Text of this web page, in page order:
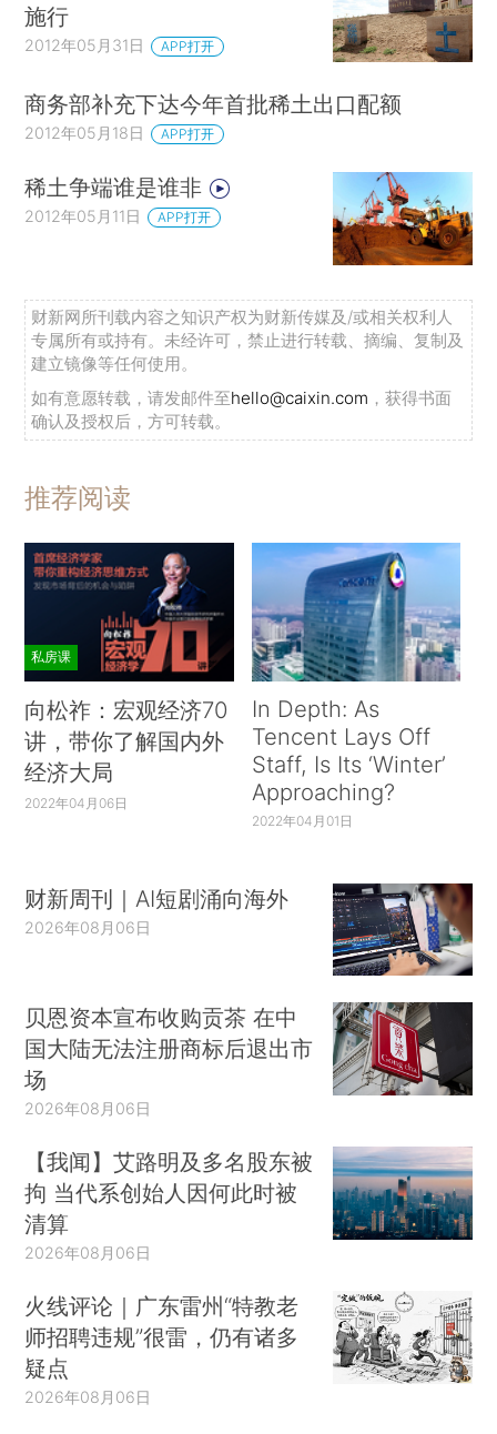
施行
2012年05月31日 APP打开
商务部补充下达今年首批稀土出口配额
2012年05月18日 APP打开
稀土争端谁是谁非
2012年05月11日 APP打开
财新网所刊载内容之知识产权为财新传媒及/或相关权利人
专属所有或持有。未经许可，禁止进行转载、摘编、复制及
建立镜像等任何使用。
如有意愿转载，请发邮件至hello@caixin.com ，获得书面
确认及授权后，方可转载。
推荐阅读
私房课
向松祚：宏观经济70
讲，带你了解国内外
经济大局
2022年04月06日
In Depth: As
Tencent Lays Off
Staff, Is Its ‘Winter’
Approaching?
2022年04月01日
财新周刊｜AI短剧涌向海外
2026年08月06日
贝恩资本宣布收购贡茶 在中
国大陆无法注册商标后退出市
场
2026年08月06日
【我闻】艾路明及多名股东被
拘 当代系创始人因何此时被
清算
2026年08月06日
火线评论｜广东雷州“特教老
师招聘违规”很雷，仍有诸多
疑点
2026年08月06日